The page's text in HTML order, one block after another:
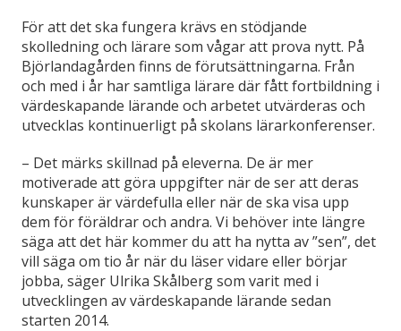
För att det ska fungera krävs en stödjande
skolledning och lärare som vågar att prova nytt. På
Björlandagården finns de förutsättningarna. Från
och med i år har samtliga lärare där fått fortbildning i
värdeskapande lärande och arbetet utvärderas och
utvecklas kontinuerligt på skolans lärarkonferenser.
– Det märks skillnad på eleverna. De är mer
motiverade att göra uppgifter när de ser att deras
kunskaper är värdefulla eller när de ska visa upp
dem för föräldrar och andra. Vi behöver inte längre
säga att det här kommer du att ha nytta av ”sen”, det
vill säga om tio år när du läser vidare eller börjar
jobba, säger Ulrika Skålberg som varit med i
utvecklingen av värdeskapande lärande sedan
starten 2014.